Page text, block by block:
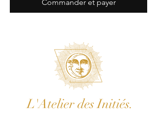
Commander et payer
L'Atelier des Initiés.